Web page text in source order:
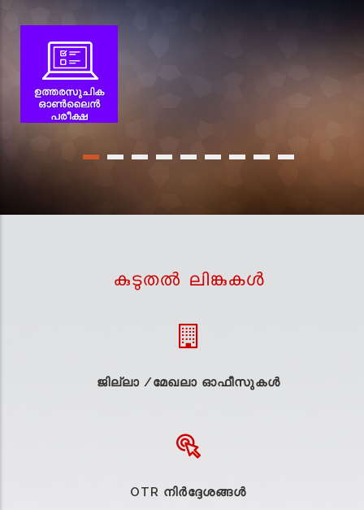
കുടുതല്‍ ലിങ്കുകള്‍
ജില്ലാ /മേഖലാ ഓഫീസുകള്‍
OTR നിർദ്ദേശങ്ങൾ